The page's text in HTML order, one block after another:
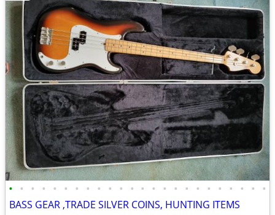
• • • • • • • • • • • • • • • • • • • • • • • •
BASS GEAR ,TRADE SILVER COINS, HUNTING ITEMS